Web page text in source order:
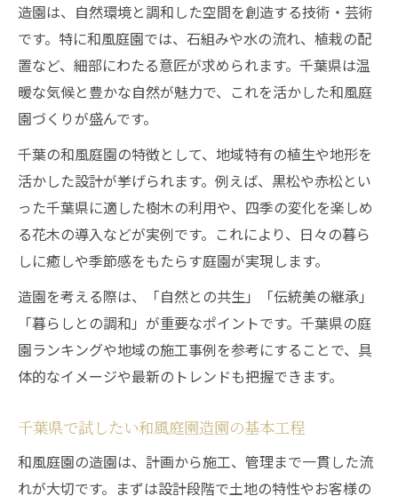
造園は、自然環境と調和した空間を創造する技術・芸術
です。特に和風庭園では、石組みや水の流れ、植栽の配
置など、細部にわたる意匠が求められます。千葉県は温
暖な気候と豊かな自然が魅力で、これを活かした和風庭
園づくりが盛んです。
千葉の和風庭園の特徴として、地域特有の植生や地形を
活かした設計が挙げられます。例えば、黒松や赤松とい
った千葉県に適した樹木の利用や、四季の変化を楽しめ
る花木の導入などが実例です。これにより、日々の暮ら
しに癒しや季節感をもたらす庭園が実現します。
造園を考える際は、「自然との共生」「伝統美の継承」
「暮らしとの調和」が重要なポイントです。千葉県の庭
園ランキングや地域の施工事例を参考にすることで、具
体的なイメージや最新のトレンドも把握できます。
千葉県で試したい和風庭園造園の基本工程
和風庭園の造園は、計画から施工、管理まで一貫した流
れが大切です。まずは設計段階で土地の特性やお客様の